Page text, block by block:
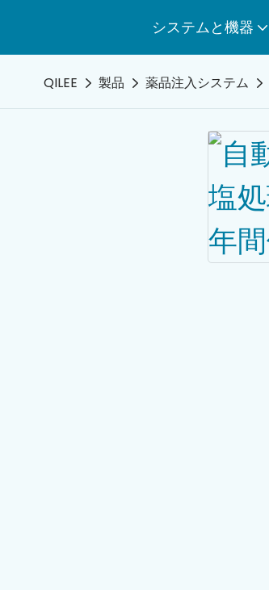
システムと機器
QILEE 製品 薬品注入システム